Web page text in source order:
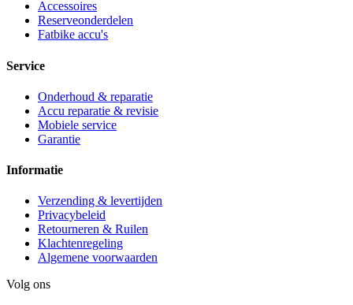
Accessoires
Reserveonderdelen
Fatbike accu's
Service
Onderhoud & reparatie
Accu reparatie & revisie
Mobiele service
Garantie
Informatie
Verzending & levertijden
Privacybeleid
Retourneren & Ruilen
Klachtenregeling
Algemene voorwaarden
Volg ons